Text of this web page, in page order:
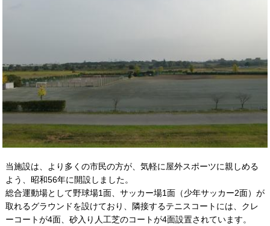
当施設は、より多くの市民の方が、気軽に屋外スポーツに親しめる
よう、昭和56年に開設しました。
総合運動場として野球場1面、サッカー場1面（少年サッカー2面）が
取れるグラウンドを設けており、隣接するテニスコートには、クレ
ーコートが4面、砂入り人工芝のコートが4面設置されています。